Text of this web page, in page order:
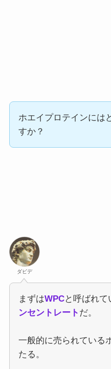
ホエイプロテインには
すか？
ダビデ
まずはWPCと呼ばれて
ンセントレート だ。
一般的に売られている
たる。